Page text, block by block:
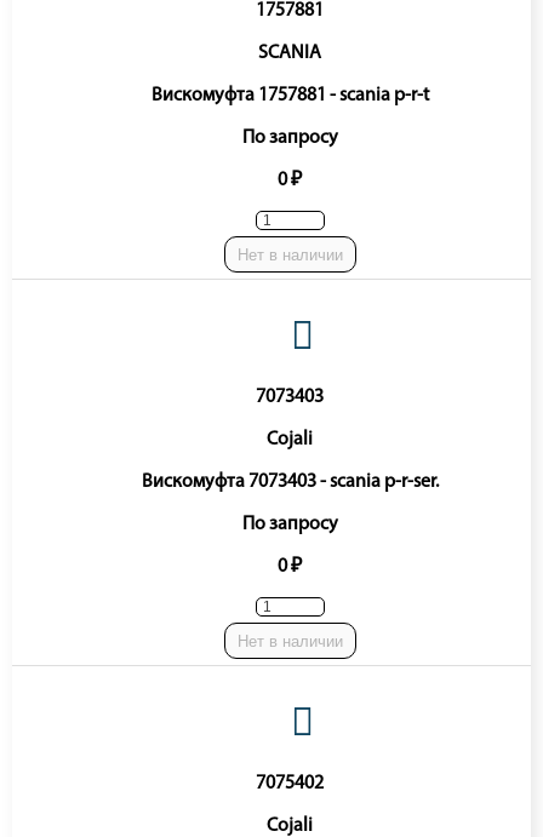
1757881
SCANIA
Вискомуфта 1757881 - scania p-r-t
По запросу
0 ₽
Нет в наличии
7073403
Cojali
Вискомуфта 7073403 - scania p-r-ser.
По запросу
0 ₽
Нет в наличии
7075402
Cojali